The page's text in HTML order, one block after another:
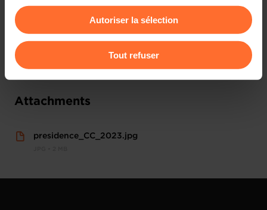
consentement à tout moment en cliquant sur l’icône
flottante en bas à gauche de chaque page.
Pour de plus amples informations sur la manière dont
nous utilisons lescookies et sommes amenés à traiter
vos données personnelles, vous pouvez consulter notre
protection des données personnelles
Autoriser la sélection
Tout refuser
Attachments
presidence_CC_2023.jpg